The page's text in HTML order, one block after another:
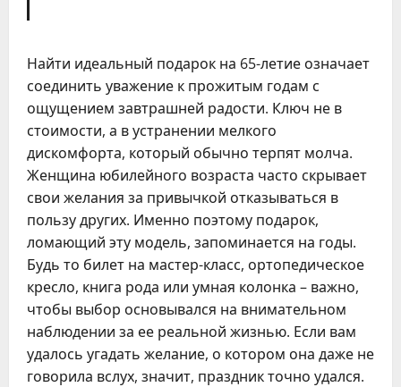
Найти идеальный подарок на 65-летие означает
соединить уважение к прожитым годам с
ощущением завтрашней радости. Ключ не в
стоимости, а в устранении мелкого
дискомфорта, который обычно терпят молча.
Женщина юбилейного возраста часто скрывает
свои желания за привычкой отказываться в
пользу других. Именно поэтому подарок,
ломающий эту модель, запоминается на годы.
Будь то билет на мастер-класс, ортопедическое
кресло, книга рода или умная колонка – важно,
чтобы выбор основывался на внимательном
наблюдении за ее реальной жизнью. Если вам
удалось угадать желание, о котором она даже не
говорила вслух, значит, праздник точно удался.